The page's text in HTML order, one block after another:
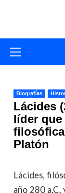
primario
Biografías
Lácides
líder
Platón
Lácides,
año 280